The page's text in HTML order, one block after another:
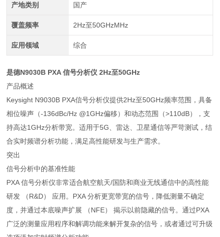
产地类别 国产
覆盖频率 2Hz至50GHzMHz
应用领域 综合
是德N9030B PXA 信号分析仪 2Hz至50GHz
产品概述
Keysight N9030B PXA信号分析仪提供2Hz至50GHz频率范围，具备
相位噪声（-136dBc/Hz @1GHz偏移）和动态范围（>110dB），支
持高达1GHz分析带宽。适用于5G、雷达、卫星通信等严苛测试，结
合实时频谱分析功能，满足高性能研发与生产需求。
突出
信号分析中的基准性能
PXA 信号分析仪非常适合航空航天/国防和商业无线通信中的高性能
研发 （R&D） 应用。PXA 分析更宽带宽的信号，降低测量不确定
度，并通过本底噪声扩展 （NFE） 揭示以前隐藏的信号。通过PXA
广泛的测量应用程序和解调功能来解开复杂的信号，或者通过可升级